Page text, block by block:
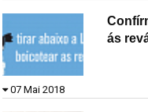
ás
07 Mai 2018